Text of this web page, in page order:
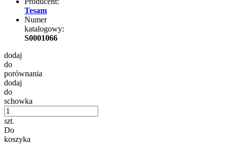
Tesam
Numer
katalogowy:
S0001066
dodaj
do
porównania
dodaj
do
schowka
szt.
Do
koszyka